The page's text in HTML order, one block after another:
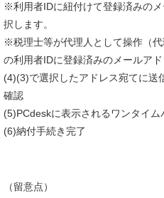
※利用者IDに紐付けて登録済みの
択します。
※税理士等が代理人として操作（
の利用者IDに登録済みのメールアド
(4)(3)で選択したアドレス宛てに送
確認
(5)PCdeskに表示されるワンタイ
(6)納付手続き完了
（留意点）